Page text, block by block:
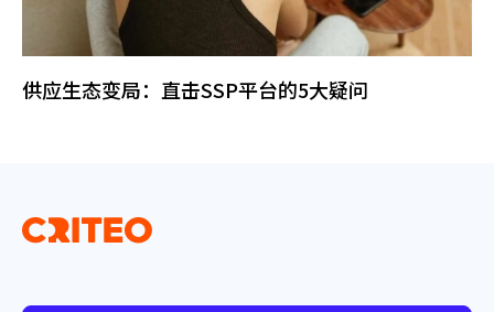
供应生态变局：直击SSP平台的5大疑问